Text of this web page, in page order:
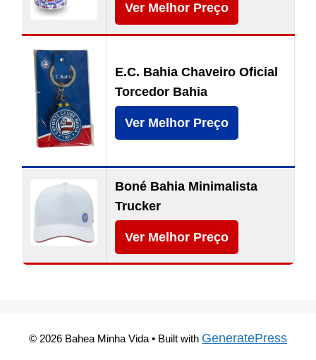
Ver Melhor Preço
E.C. Bahia Chaveiro Oficial
Torcedor Bahia
Ver Melhor Preço
Boné Bahia Minimalista
Trucker
Ver Melhor Preço
© 2026 Bahea Minha Vida • Built with GeneratePress